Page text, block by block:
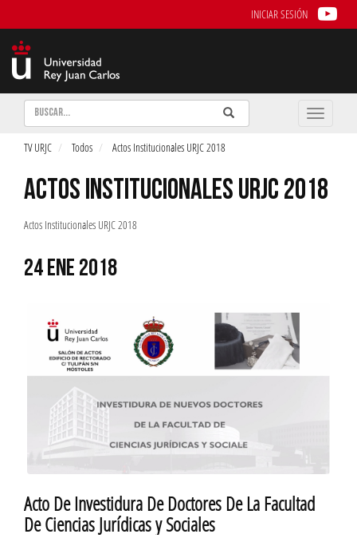
INICIAR SESIÓN
Buscar Enviar
Buscar
Toggle
TV URJC Todos Actos Institucionales URJC 2018
ACTOS INSTITUCIONALES URJC 2018
Actos Institucionales URJC 2018
24 ENE 2018
Acto De Investidura De Doctores De La Facultad
De Ciencias Jurídicas y Sociales